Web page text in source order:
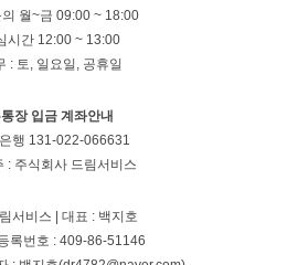
월~금 09:00 ~ 18:00
시간 12:00 ~ 13:00
: 토, 일요일, 공휴일
장 입금 계좌안내
행 131-022-066631
: 주식회사 드림서비스
서비스 | 대표 : 백지호
록번호 : 409-86-51146